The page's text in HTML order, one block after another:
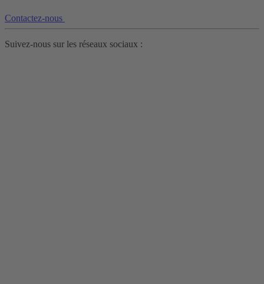
Contactez-nous
Suivez-nous sur les réseaux sociaux :